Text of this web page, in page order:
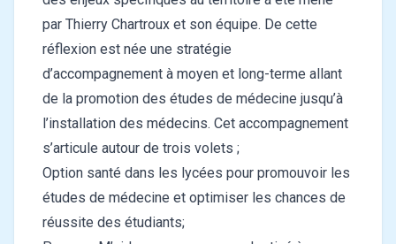
par Thierry Chartroux et son équipe. De cette
réflexion est née une stratégie
d’accompagnement à moyen et long-terme allant
de la promotion des études de médecine jusqu’à
l’installation des médecins. Cet accompagnement
s’articule autour de trois volets ;
Option santé dans les lycées pour promouvoir les
études de médecine et optimiser les chances de
réussite des étudiants;